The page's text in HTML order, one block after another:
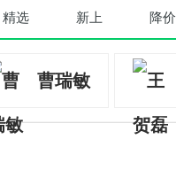
精选 新上 降价
曹瑞敏